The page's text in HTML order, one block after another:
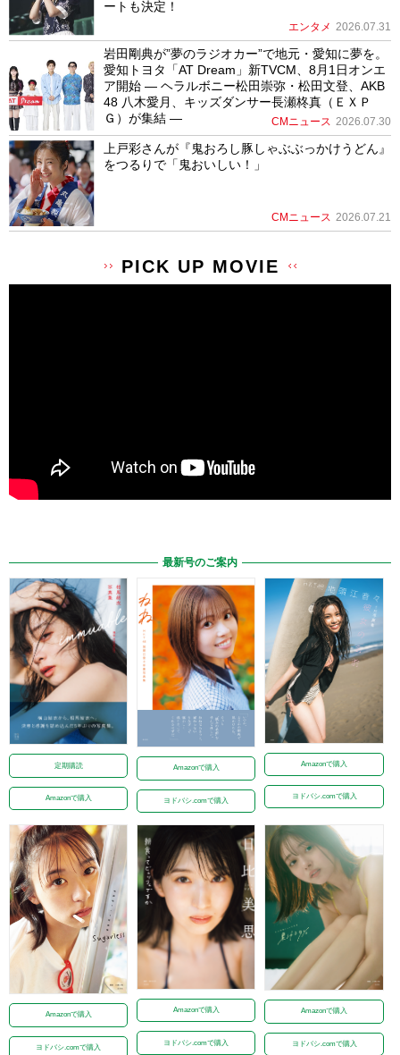
ートも決定！
エンタメ 2026.07.31
岩田剛典が”夢のラジオカー”で地元・愛知に夢を。
愛知トヨタ「AT Dream」新TVCM、8月1日オンエ
ア開始 ― ヘラルボニー松田崇弥・松田文登、AKB
48 八木愛月、キッズダンサー長瀬柊真（ＥＸＰ
Ｇ）が集結 ―
CMニュース 2026.07.30
上戸彩さんが『鬼おろし豚しゃぶぶっかけうどん』
をつるりで「鬼おいしい！」
CMニュース 2026.07.21
PICK UP MOVIE
最新号のご案内
定期購読
Amazonで購入
Amazonで購入
ヨドバシ.comで購入
Amazonで購入
ヨドバシ.comで購入
Amazonで購入
ヨドバシ.comで購入
Amazonで購入
ヨドバシ.comで購入
Amazonで購入
ヨドバシ.comで購入